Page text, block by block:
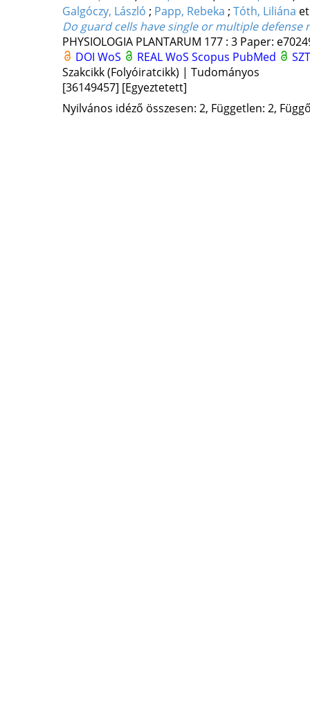
Galgóczy, László ; Papp, Rebeka ; Tóth, Liliána
Do guard cells have single or multiple defense
PHYSIOLOGIA PLANTARUM 177: 3 Paper:
DOI WoS REALWoS Scopus PubMed
Szakcikk (Folyóiratcikk) | Tudományos
[36149457] [Egyeztetett]
Nyilvános idéző összesen: 2, Független: 2,